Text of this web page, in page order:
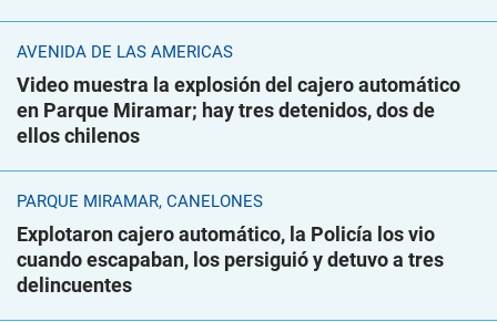
AVENIDA DE LAS AMÉRICAS
Video muestra la explosión del cajero automático
en Parque Miramar; hay tres detenidos, dos de
ellos chilenos
PARQUE MIRAMAR, CANELONES
Explotaron cajero automático, la Policía los vio
cuando escapaban, los persiguió y detuvo a tres
delincuentes